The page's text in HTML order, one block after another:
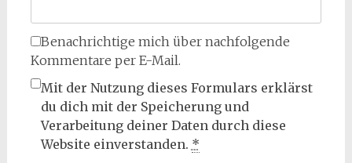
Benachrichtige mich über nachfolgende
Kommentare per E-Mail.
Mit der Nutzung dieses Formulars erklärst
du dich mit der Speicherung und
Verarbeitung deiner Daten durch diese
Website einverstanden. *